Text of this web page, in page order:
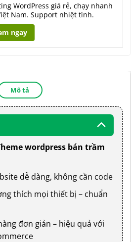
WordPress giá rẻ, chạy nhanh
Nam. Support nhiệt tình.
ngay
Mô tả
wordpress bán trầm
dễ dàng, không cần code
thích mọi thiết bị – chuẩn
đơn giản – hiệu quả với